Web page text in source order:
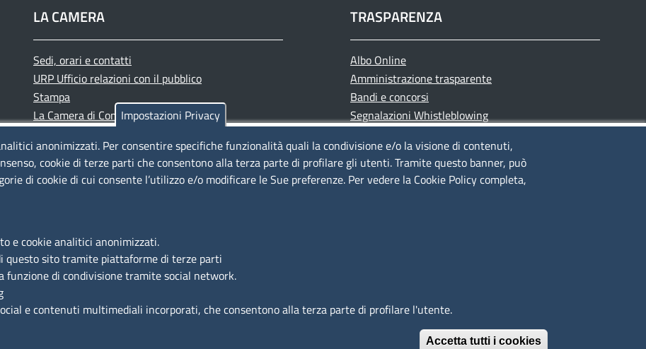
LA CAMERA
Sedi, orari e contatti
URP Ufficio relazioni con il pubblico
Stampa
La Camera di Commercio oggi
Siti tematici
TRASPARENZA
Albo Online
Amministrazione trasparente
Bandi e concorsi
Segnalazioni Whistleblowing
IBAN e pagamenti informatici
Informative privacy e cookie
Verifiche PA
Impostazioni Privacy
anonimizzati. Per consentire specifiche funzionalità quali la condivisione e/o la visione di contenuti,
cookie di terze parti che consentono alla terza parte di profilare gli utenti. Tramite questo banner, può
di cookie di cui consente l’utilizzo e/o modificare le Sue preferenze. Per vedere la Cookie Policy completa,
e cookie analitici anonimizzati.
questo sito tramite piattaforme di terze parti
funzione di condivisione tramite social network.
e contenuti multimediali incorporati, che consentono alla terza parte di profilare l'utente.
Accetta tutti i cookies